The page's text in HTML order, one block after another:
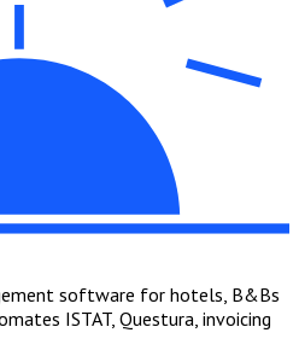
software for hotels, B&Bs
ISTAT, Questura, invoicing